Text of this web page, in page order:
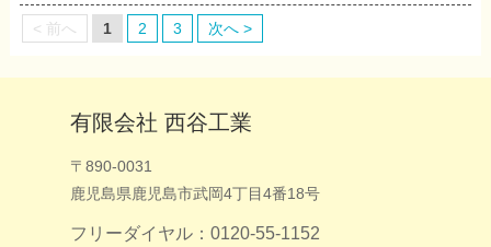
< 前へ 1 2 3 次へ >
有限会社 西谷工業
〒890-0031
鹿児島県鹿児島市武岡4丁目4番18号
フリーダイヤル：0120-55-1152